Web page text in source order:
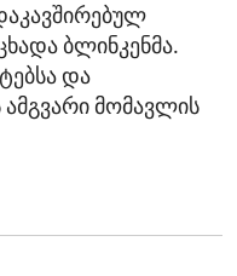
ბლინკენმა.
და
მომავლის